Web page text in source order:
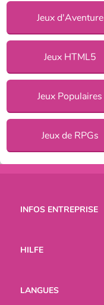
Jeux d'Aventure
Jeux HTML5
Jeux Populaires
Jeux de RPGs
INFOS ENTREPRISE
HILFE
LANGUES